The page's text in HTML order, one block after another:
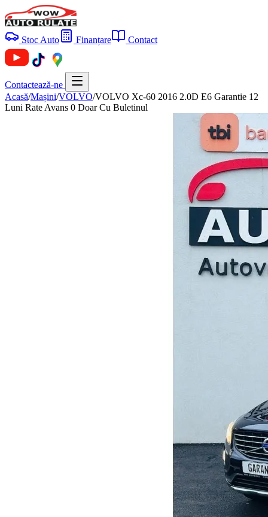
Stoc Auto Finanțare Contact
Contactează-ne
Acasă/Mașini/VOLVO/VOLVO Xc-60 2016 2.0D E6 Garantie 12
Luni Rate Avans 0 Doar Cu Buletinul